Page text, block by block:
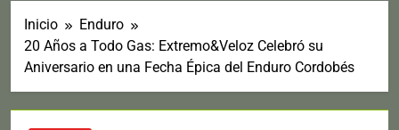
Inicio
Enduro
20 Años a Todo Gas: Extremo&Veloz Celebró su
Aniversario en una Fecha Épica del Enduro Cordobés